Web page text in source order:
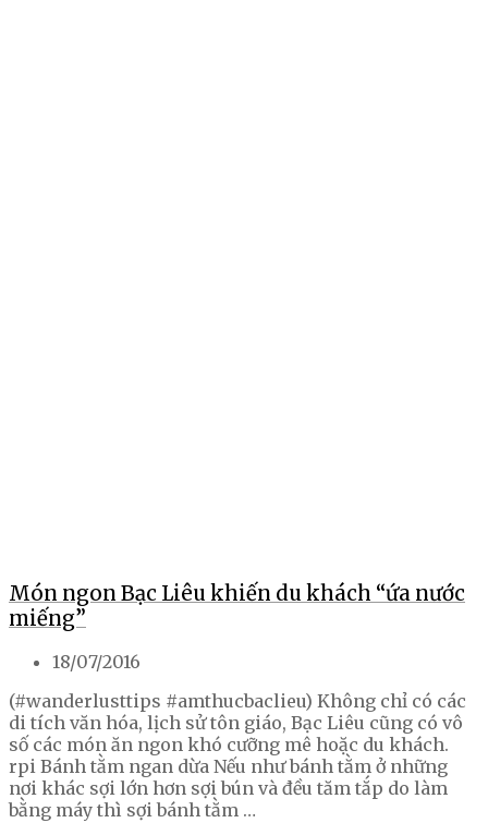
Món ngon Bạc Liêu khiến du khách “ứa nước
miếng”
18/07/2016
(#wanderlusttips #amthucbaclieu) Không chỉ có các
di tích văn hóa, lịch sử tôn giáo, Bạc Liêu cũng có vô
số các món ăn ngon khó cưỡng mê hoặc du khách.
rpi Bánh tằm ngan dừa Nếu như bánh tằm ở những
nơi khác sợi lớn hơn sợi bún và đều tăm tắp do làm
bằng máy thì sợi bánh tằm …